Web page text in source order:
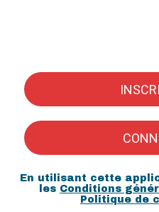
En utilisant cette
les Conditions
Politique de